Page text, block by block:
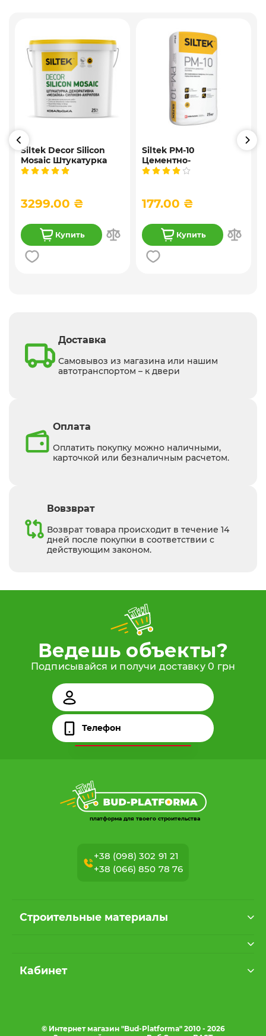
Siltek Decor Silicon
Mosaic Штукатурка
мозаичная
3299.00 ₴
Купить
Siltek PM-10
Цементно-
известковая
177.00 ₴
Купить
Доставка
Самовывоз из магазина или нашим
автотранспортом – к двери
Оплата
Оплатить покупку можно наличными,
карточкой или безналичным расчетом.
Вовзврат
Возврат товара происходит в течение 14
дней после покупки в соответствии с
действующим законом.
Ведешь объекты?
Подписывайся и получи доставку 0 грн
платформа для твоего строительства
+38 (098) 302 91 21
+38 (066) 850 78 76
Строительные материалы
Кабинет
© Интернет магазин "Bud-Platforma" 2010 - 2026